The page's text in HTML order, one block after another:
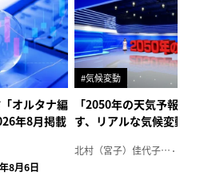
オルタナ編
年8月掲載
8月6日
#気候変動
「2050年の天気予報 Ver.2
す、リアルな気候変動の影
北村（宮子）佳代子（オルタナ輪番編集長）